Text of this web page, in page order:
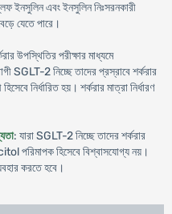
ইনসুলিন এবং ইনসুলিন নিঃসরনকারী
যেতে পারে।
উপস্থিতির পরীক্ষার মাধ্যমে
SGLT-2 নিচ্ছে তাদের প্রস্রাবে শর্করার
নির্ধারিত হয়। শর্করার মাত্রা নির্ধারণ
: যারা SGLT-2 নিচ্ছে তাদের শর্করার
পরিমাপক হিসেবে বিশ্বাসযোগ্য নয়।
করতে হবে।